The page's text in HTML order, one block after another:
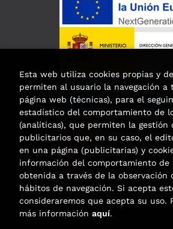
Esta actividad ha
para la
la
Esta web utiliza cookies propias y
permiten al usuario la navegación a
página web (técnicas), para el
estadístico del comportamiento de
(analíticas), que permiten la gestión
publicitarios que, en su caso, el
en una página (publicitarias) y
información del comportamiento de
obtenida a través de la observación
hábitos de navegación. Si acepta
consideraremos que acepta su uso.
más información aquí.